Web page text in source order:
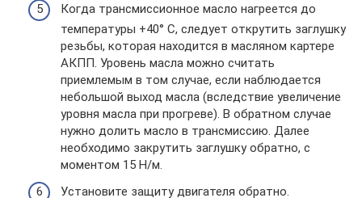
Когда трансмиссионное масло нагреется до
температуры +40° С, следует открутить заглушку
резьбы, которая находится в масляном картере
АКПП. Уровень масла можно считать
приемлемым в том случае, если наблюдается
небольшой выход масла (вследствие увеличение
уровня масла при прогреве). В обратном случае
нужно долить масло в трансмиссию. Далее
необходимо закрутить заглушку обратно, с
моментом 15 Н/м.
Установите защиту двигателя обратно.